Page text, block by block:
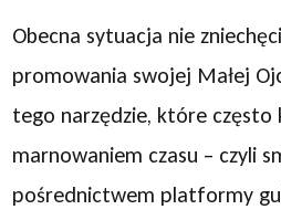
Obecna sytuacja nie
promowania swojej Małej
tego narzędzie, które często
marnowaniem czasu – czyli
pośrednictwem platformy